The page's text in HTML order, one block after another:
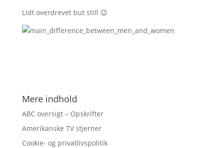
Lidt overdrevet but still 😉
Mere indhold
ABC oversigt – Opskrifter
Amerikanske TV stjerner
Cookie- og privatlivspolitik